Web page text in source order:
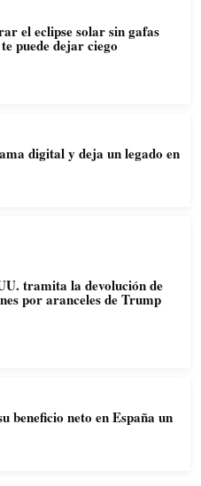
el eclipse solar sin gafas
puede dejar ciego
digital y deja un legado en
tramita la devolución de
por aranceles de Trump
beneficio neto en España un